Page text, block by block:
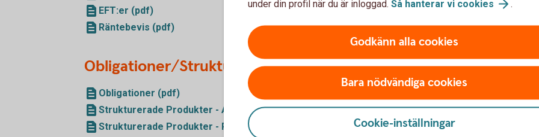
EFT:er (pdf)
Räntebevis (pdf)
Obligationer/Strukturerade produkter
Obligationer (pdf)
Strukturerade Produkter - Andrahandsmarknaden (pdf)
Strukturerade Produkter - Primärmarknaden (pdf)
under din profil när du är inloggad. Så hanterar vi cookies .
Godkänn alla cookies
Bara nödvändiga cookies
Cookie-inställningar